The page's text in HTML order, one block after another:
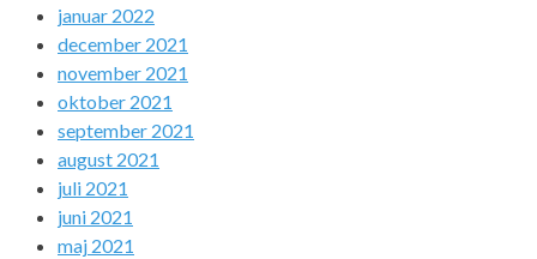
januar 2022
december 2021
november 2021
oktober 2021
september 2021
august 2021
juli 2021
juni 2021
maj 2021